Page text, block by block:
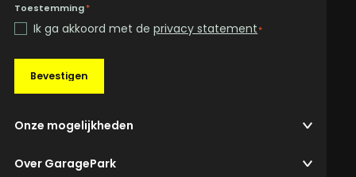
Toestemming*
Ik ga akkoord met deprivacy statement*
Bevestigen
Onze mogelijkheden
Over GaragePark